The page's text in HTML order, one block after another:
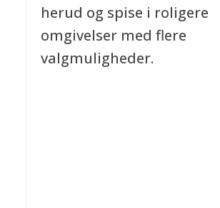
herud og spise i roligere
omgivelser med flere
valgmuligheder.